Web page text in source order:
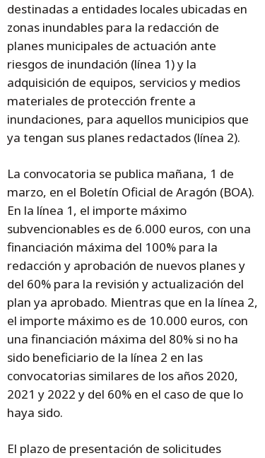
destinadas a entidades locales ubicadas en
zonas inundables para la redacción de
planes municipales de actuación ante
riesgos de inundación (línea 1) y la
adquisición de equipos, servicios y medios
materiales de protección frente a
inundaciones, para aquellos municipios que
ya tengan sus planes redactados (línea 2).
La convocatoria se publica mañana, 1 de
marzo, en el Boletín Oficial de Aragón (BOA).
En la línea 1, el importe máximo
subvencionables es de 6.000 euros, con una
financiación máxima del 100% para la
redacción y aprobación de nuevos planes y
del 60% para la revisión y actualización del
plan ya aprobado. Mientras que en la línea 2,
el importe máximo es de 10.000 euros, con
una financiación máxima del 80% si no ha
sido beneficiario de la línea 2 en las
convocatorias similares de los años 2020,
2021 y 2022 y del 60% en el caso de que lo
haya sido.
El plazo de presentación de solicitudes